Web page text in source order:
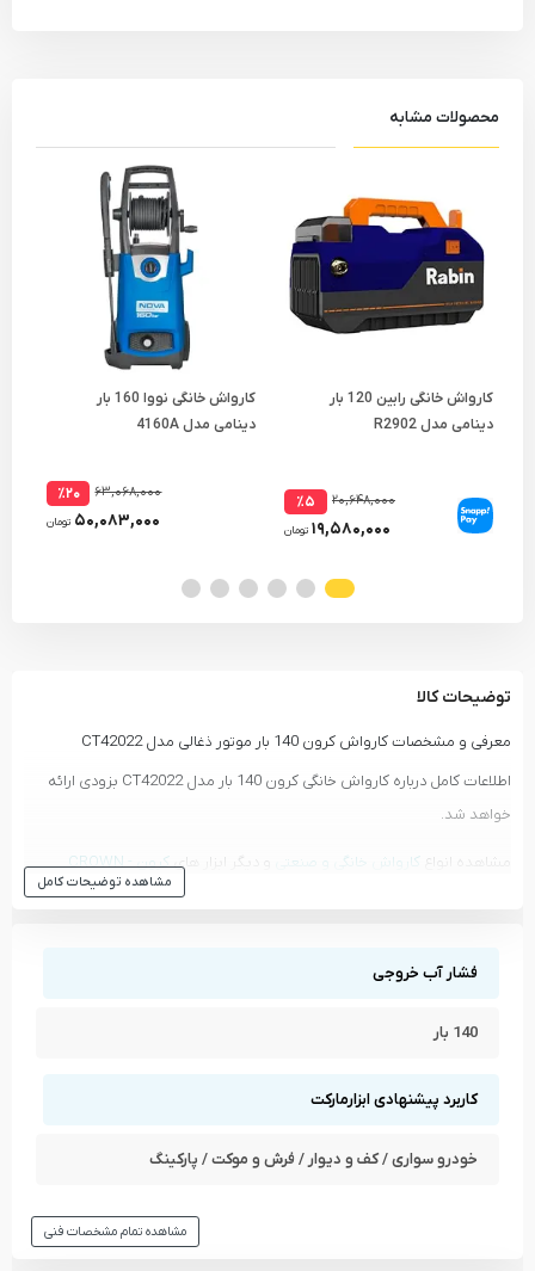
محصولات مشابه
کارواش خانگی رابین 120 بار
دینامی مدل R2902
۲۰,۶۴۸,۰۰۰ ٪۵
۱۹,۵۸۰,۰۰۰ تومان
کارواش خانگی نووا 160 بار
دینامی مدل 4160A
۶۳,۰۶۸,۰۰۰ ٪۲۰
۵۰,۰۸۳,۰۰۰ تومان
توضیحات کالا
معرفی و مشخصات کارواش کرون 140 بار موتور ذغالی مدل CT42022
اطلاعات کامل درباره کارواش خانگی کرون 140 بار مدل CT42022 بزودی ارائه
خواهد شد.
مشاهده انواعکارواش خانگی و صنعتی و دیگر ابزار هایکرون - CROWN
کارواش خانگی و صنعتی
مشاهده توضیحات کامل
فشار آب خروجی
140 بار
کاربرد پیشنهادی ابزارمارکت
خودرو سواری / کف و دیوار / فرش و موکت / پارکینگ
مشاهده تمام مشخصات فنی